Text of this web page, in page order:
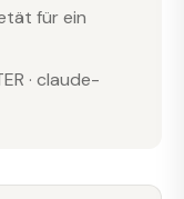
für ein
· claude-